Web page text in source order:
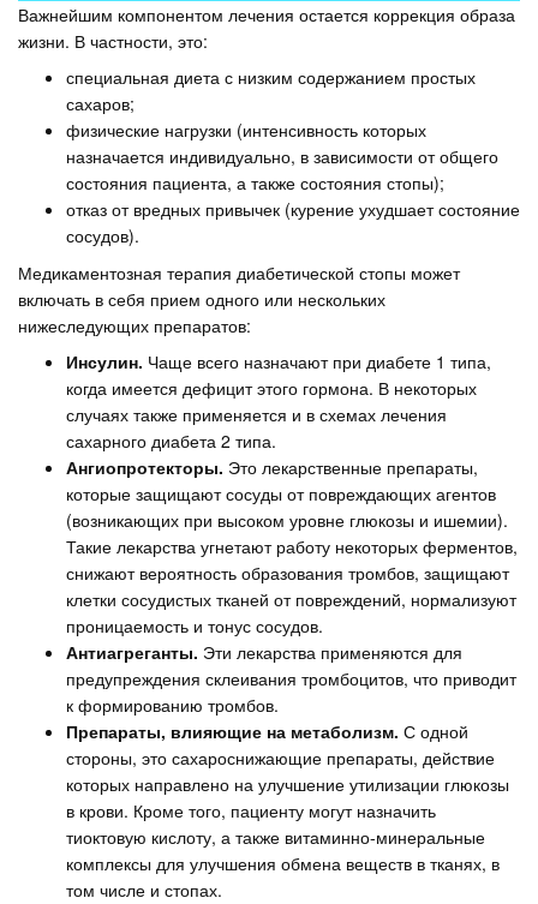
Важнейшим компонентом лечения остается коррекция образа
жизни. В частности, это:
специальная диета с низким содержанием простых
сахаров;
физические нагрузки (интенсивность которых
назначается индивидуально, в зависимости от общего
состояния пациента, а также состояния стопы);
отказ от вредных привычек (курение ухудшает состояние
сосудов).
Медикаментозная терапия диабетической стопы может
включать в себя прием одного или нескольких
нижеследующих препаратов:
Инсулин. Чаще всего назначают при диабете 1 типа,
когда имеется дефицит этого гормона. В некоторых
случаях также применяется и в схемах лечения
сахарного диабета 2 типа.
Ангиопротекторы. Это лекарственные препараты,
которые защищают сосуды от повреждающих агентов
(возникающих при высоком уровне глюкозы и ишемии).
Такие лекарства угнетают работу некоторых ферментов,
снижают вероятность образования тромбов, защищают
клетки сосудистых тканей от повреждений, нормализуют
проницаемость и тонус сосудов.
Антиагреганты. Эти лекарства применяются для
предупреждения склеивания тромбоцитов, что приводит
к формированию тромбов.
Препараты, влияющие на метаболизм. С одной
стороны, это сахароснижающие препараты, действие
которых направлено на улучшение утилизации глюкозы
в крови. Кроме того, пациенту могут назначить
тиоктовую кислоту, а также витаминно-минеральные
комплексы для улучшения обмена веществ в тканях, в
том числе и стопах.